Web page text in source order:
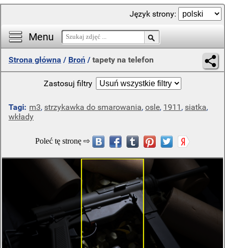
Menu
Język strony:
Strona główna / Broń / tapety na telefon
Zastosuj filtry
Tagi: m3, strzykawka do smarowania, osle, 1911 , siatka,
wkłady